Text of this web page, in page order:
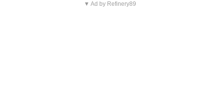
▼ Ad by Refinery89